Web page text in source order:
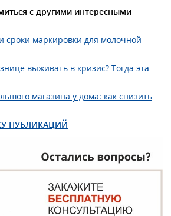
с другими интересными
сроки маркировки для молочной
выживать в кризис? Тогда эта
магазина у дома: как снизить
ПУБЛИКАЦИЙ